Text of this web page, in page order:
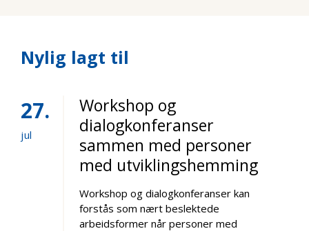
Nylig lagt til
27
jul
Workshop og
dialogkonferanser
sammen med personer
med utviklingshemming
Workshop og dialogkonferanser kan
forstås som nært beslektede
arbeidsformer når personer med